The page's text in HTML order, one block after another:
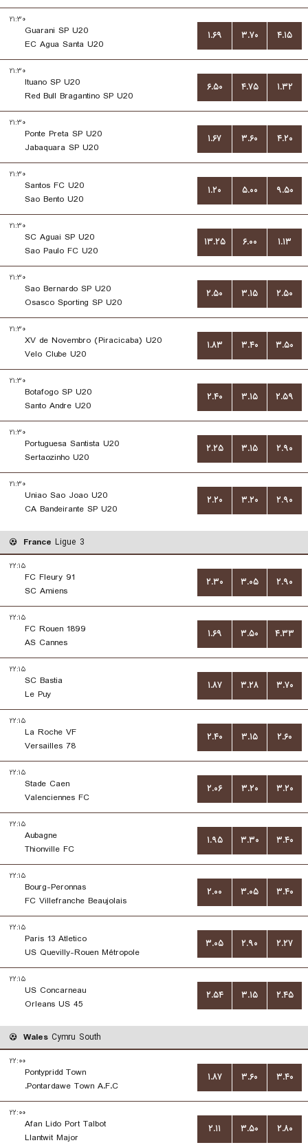
۲۱:۳۰
Guarani SP U20
EC Agua Santa U20
۱.۶۹ ۳.۷۰ ۴.۱۵
۲۱:۳۰
Ituano SP U20
Red Bull Bragantino SP U20
۶.۵۰ ۴.۷۵ ۱.۳۲
۲۱:۳۰
Ponte Preta SP U20
Jabaquara SP U20
۱.۶۷ ۳.۶۰ ۴.۲۰
۲۱:۳۰
Santos FC U20
Sao Bento U20
۱.۲۰ ۵.۰۰ ۹.۵۰
۲۱:۳۰
SC Aguai SP U20
Sao Paulo FC U20
۱۳.۲۵ ۶.۰۰ ۱.۱۳
۲۱:۳۰
Sao Bernardo SP U20
Osasco Sporting SP U20
۲.۵۰ ۳.۱۵ ۲.۵۰
۲۱:۳۰
XV de Novembro (Piracicaba) U20
Velo Clube U20
۱.۸۳ ۳.۴۰ ۳.۵۰
۲۱:۳۰
Botafogo SP U20
Santo Andre U20
۲.۴۰ ۳.۱۵ ۲.۵۹
۲۱:۳۰
Portuguesa Santista U20
Sertaozinho U20
۲.۲۵ ۳.۱۵ ۲.۹۰
۲۱:۳۰
Uniao Sao Joao U20
CA Bandeirante SP U20
۲.۲۰ ۳.۲۰ ۲.۹۰
France Ligue 3
۲۲:۱۵
FC Fleury 91
SC Amiens
۲.۳۰ ۳.۰۵ ۲.۹۰
۲۲:۱۵
FC Rouen 1899
AS Cannes
۱.۶۹ ۳.۵۰ ۴.۳۳
۲۲:۱۵
SC Bastia
Le Puy
۱.۸۷ ۳.۲۸ ۳.۷۰
۲۲:۱۵
La Roche VF
Versailles 78
۲.۴۰ ۳.۱۵ ۲.۶۰
۲۲:۱۵
Stade Caen
Valenciennes FC
۲.۰۶ ۳.۲۰ ۳.۲۰
۲۲:۱۵
Aubagne
Thionville FC
۱.۹۵ ۳.۳۰ ۳.۴۰
۲۲:۱۵
Bourg-Peronnas
FC Villefranche Beaujolais
۲.۰۰ ۳.۰۵ ۳.۴۰
۲۲:۱۵
Paris 13 Atletico
US Quevilly-Rouen Métropole
۳.۰۵ ۲.۹۰ ۲.۲۷
۲۲:۱۵
US Concarneau
Orleans US 45
۲.۵۴ ۳.۱۵ ۲.۴۵
Wales Cymru South
۲۲:۰۰
Pontypridd Town
Pontardawe Town A.F.C.
۱.۸۷ ۳.۶۰ ۳.۴۰
۲۲:۰۰
Afan Lido Port Talbot
Llantwit Major
۲.۱۱ ۳.۵۰ ۲.۸۰